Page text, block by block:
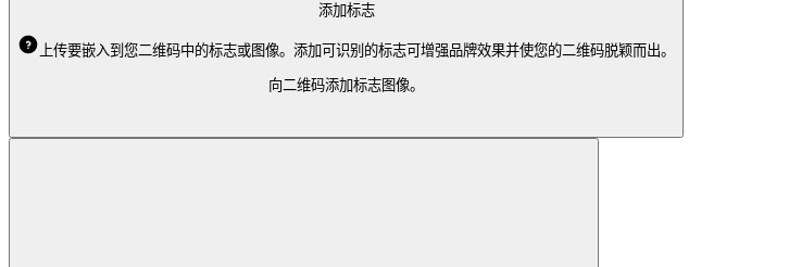
添加标志
上传要嵌入到您二维码中的标志或图像。添加可识别的标志可增强品牌效果并使您的二维码脱颖而出。
向二维码添加标志图像。